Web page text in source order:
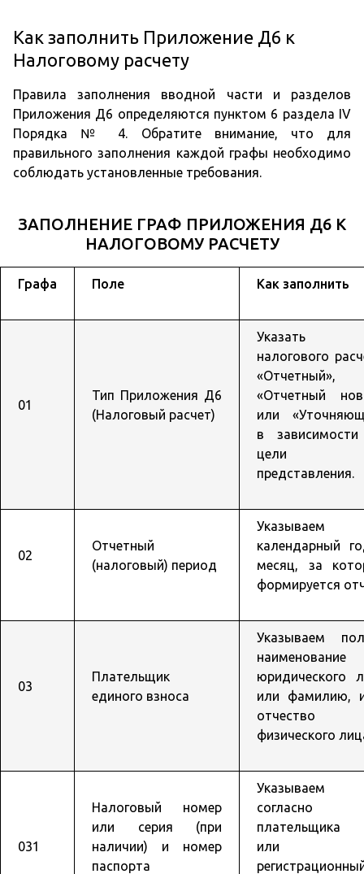
Как заполнить Приложение Д6 к
Налоговому расчету
Правила заполнения вводной части и разделов
Приложения Д6 определяются пунктом 6 раздела IV
Порядка № 4. Обратите внимание, что для
правильного заполнения каждой графы необходимо
соблюдать установленные требования.
ЗАПОЛНЕНИЕ ГРАФ ПРИЛОЖЕНИЯ Д6 К
НАЛОГОВОМУ РАСЧЕТУ
Графа Поле Как заполнить
01
Тип Приложения Д6
(Налоговый расчет)
Указать
налогового
«Отчетный»,
«Отчетный
или
в
цели
представления.
02
Отчетный
(налоговый) период
Указываем
календарный
месяц, за
формируется
03
Плательщик
единого взноса
Указываем
наименование
юридического
или фамилию,
отчество
физического
031
Налоговый номер
или серия (при
наличии) и номер
паспорта
Указываем
согласно
плательщика
или